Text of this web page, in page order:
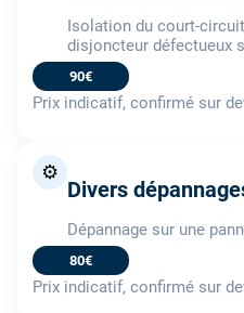
Isolation du court-
disjoncteur défectueux
90€
Prix indicatif, confirmé sur
⚙️
Divers
Dépannage sur une
80€
Prix indicatif, confirmé sur